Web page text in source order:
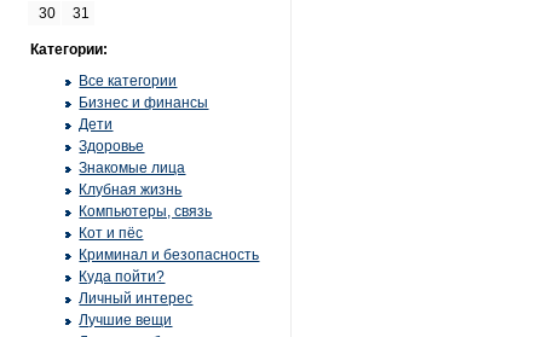
30
31
Категории:
Все категории
Бизнес и финансы
Дети
Здоровье
Знакомые лица
Клубная жизнь
Компьютеры, связь
Кот и пёс
Криминал и безопасность
Куда пойти?
Личный интерес
Лучшие вещи